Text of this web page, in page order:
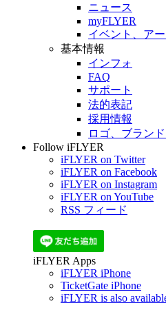
ニュース
myFLYER
イベント、ア
基本情報
インフォ
FAQ
サポート
法的表記
採用情報
ロゴ、ブラン
Follow iFLYER
iFLYER on Twitter
iFLYER on Facebook
iFLYER on Instagram
iFLYER on YouTube
RSS フィード
iFLYER Apps
iFLYER iPhone
TicketGate iPhone
iFLYER is also